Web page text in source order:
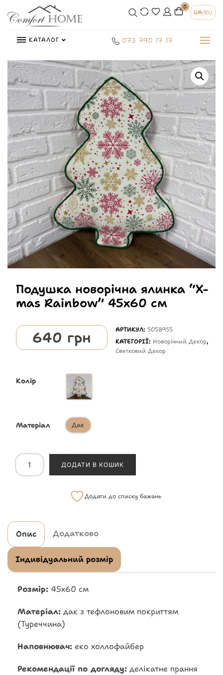
0
UA/RU
КАТАЛОГ 073 790 17 17
Подушка новорічна ялинка “X-
mas Rainbow” 45х60 см
640 грн АРТИКУЛ: 5058955
КАТЕГОРІЇ: Новорічний Декор,
Святковий Декор
Колір
Матеріал Дак
ДОДАТИ В КОШИК
Додати до списку бажань
Опис Додатково
Індивідуальний розмір
Розмір: 45х60 см
Матеріал: дак з тефлоновим покриттям
(Туреччина)
Наповнювач: еко холлофайбер
Рекомендації по догляду: делікатне прання